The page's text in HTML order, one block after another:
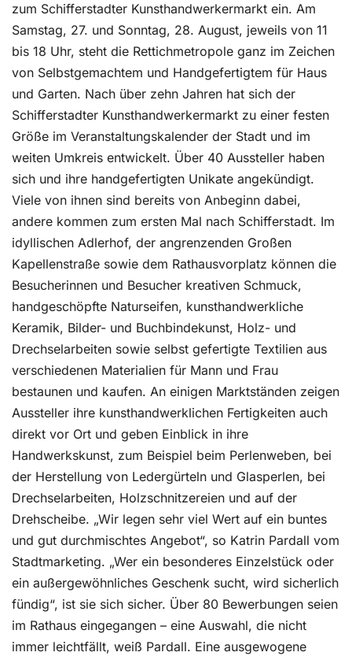
zum Schifferstadter Kunsthandwerkermarkt ein. Am
Samstag, 27. und Sonntag, 28. August, jeweils von 11
bis 18 Uhr, steht die Rettichmetropole ganz im Zeichen
von Selbstgemachtem und Handgefertigtem für Haus
und Garten. Nach über zehn Jahren hat sich der
Schifferstadter Kunsthandwerkermarkt zu einer festen
Größe im Veranstaltungskalender der Stadt und im
weiten Umkreis entwickelt. Über 40 Aussteller haben
sich und ihre handgefertigten Unikate angekündigt.
Viele von ihnen sind bereits von Anbeginn dabei,
andere kommen zum ersten Mal nach Schifferstadt. Im
idyllischen Adlerhof, der angrenzenden Großen
Kapellenstraße sowie dem Rathausvorplatz können die
Besucherinnen und Besucher kreativen Schmuck,
handgeschöpfte Naturseifen, kunsthandwerkliche
Keramik, Bilder- und Buchbindekunst, Holz- und
Drechselarbeiten sowie selbst gefertigte Textilien aus
verschiedenen Materialien für Mann und Frau
bestaunen und kaufen. An einigen Marktständen zeigen
Aussteller ihre kunsthandwerklichen Fertigkeiten auch
direkt vor Ort und geben Einblick in ihre
Handwerkskunst, zum Beispiel beim Perlenweben, bei
der Herstellung von Ledergürteln und Glasperlen, bei
Drechselarbeiten, Holzschnitzereien und auf der
Drehscheibe. „Wir legen sehr viel Wert auf ein buntes
und gut durchmischtes Angebot“, so Katrin Pardall vom
Stadtmarketing. „Wer ein besonderes Einzelstück oder
ein außergewöhnliches Geschenk sucht, wird sicherlich
fündig“, ist sie sich sicher. Über 80 Bewerbungen seien
im Rathaus eingegangen – eine Auswahl, die nicht
immer leichtfällt, weiß Pardall. Eine ausgewogene